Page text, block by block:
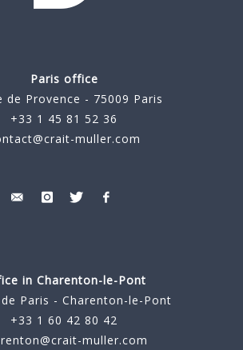
Paris office
de Provence - 75009 Paris
+33 1 45 81 52 36
muller.com
in Charenton-le-Pont
Paris - Charenton-le-Pont
+33 1 60 42 80 42
muller.com